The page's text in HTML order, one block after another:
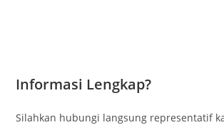
Informasi Lengkap?
Silahkan hubungi langsung representatif